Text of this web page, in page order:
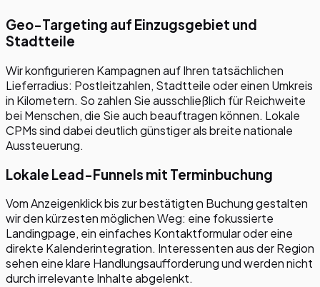
Geo-Targeting auf Einzugsgebiet und
Stadtteile
Wir konfigurieren Kampagnen auf Ihren tatsächlichen
Lieferradius: Postleitzahlen, Stadtteile oder einen Umkreis
in Kilometern. So zahlen Sie ausschließlich für Reichweite
bei Menschen, die Sie auch beauftragen können. Lokale
CPMs sind dabei deutlich günstiger als breite nationale
Aussteuerung.
Lokale Lead-Funnels mit Terminbuchung
Vom Anzeigenklick bis zur bestätigten Buchung gestalten
wir den kürzesten möglichen Weg: eine fokussierte
Landingpage, ein einfaches Kontaktformular oder eine
direkte Kalenderintegration. Interessenten aus der Region
sehen eine klare Handlungsaufforderung und werden nicht
durch irrelevante Inhalte abgelenkt.